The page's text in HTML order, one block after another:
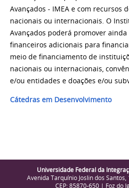
Avançados - IMEA e com recursos
nacionais ou internacionais. O
Avançados poderá promover
financeiros adicionais para
meio de financiamento de
nacionais ou internacionais,
e/ou entidades e doações e/ou
Cátedras em Desenvolvimento
Universidade Federal da
Avenida Tarquínio Joslin dos
CEP: 85870-650 | Foz do